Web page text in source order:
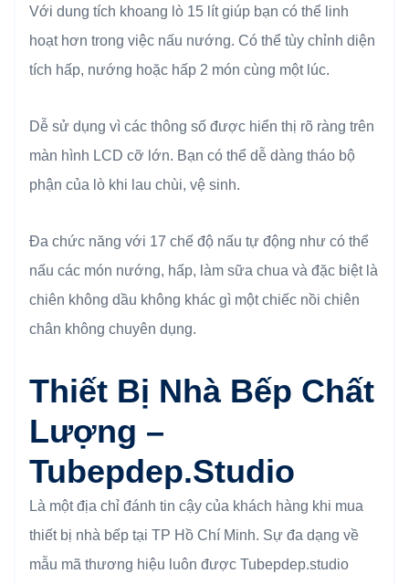
Với dung tích khoang lò 15 lít giúp bạn có thể linh
hoạt hơn trong việc nấu nướng. Có thể tùy chỉnh diện
tích hấp, nướng hoặc hấp 2 món cùng một lúc.
Dễ sử dụng vì các thông số được hiển thị rõ ràng trên
màn hình LCD cỡ lớn. Bạn có thể dễ dàng tháo bộ
phận của lò khi lau chùi, vệ sinh.
Đa chức năng với 17 chế độ nấu tự động như có thể
nấu các món nướng, hấp, làm sữa chua và đặc biệt là
chiên không dầu không khác gì một chiếc nồi chiên
chân không chuyên dụng.
Thiết Bị Nhà Bếp Chất
Lượng –
Tubepdep.studio
Là một địa chỉ đánh tin cậy của khách hàng khi mua
thiết bị nhà bếp tại TP Hồ Chí Minh. Sự đa dạng về
mẫu mã thương hiệu luôn được Tubepdep.studio